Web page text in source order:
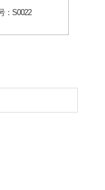
：S0022